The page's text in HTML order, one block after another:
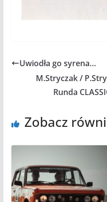
Uwiodła go syrena…
M.Stryczak /
Runda
Zobacz